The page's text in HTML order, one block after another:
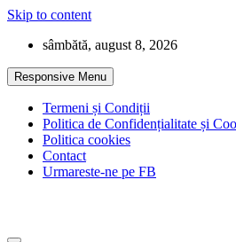
Skip to content
sâmbătă, august 8, 2026
Responsive Menu
Termeni și Condiții
Politica de Confidențialitate și
Politica cookies
Contact
Urmareste-ne pe FB